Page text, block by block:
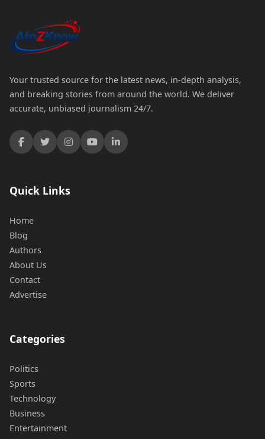
Your trusted source for the latest news, in-depth analysis,
and breaking stories from around the world. We deliver
accurate, unbiased journalism 24/7.
Quick Links
Home
Blog
Authors
About Us
Contact
Advertise
Categories
Politics
Sports
Technology
Business
Entertainment